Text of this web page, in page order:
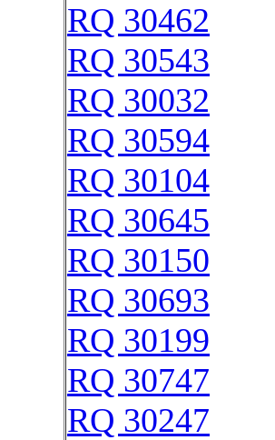
RQ 30462
RQ 30543
RQ 30032
RQ 30594
RQ 30104
RQ 30645
RQ 30150
RQ 30693
RQ 30199
RQ 30747
RQ 30247